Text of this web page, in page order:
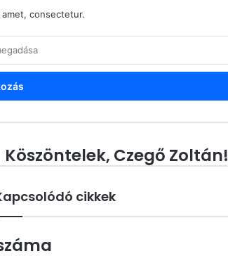
consectetur.
Köszöntelek,
Czegő
Köszöntelek, Czegő Zoltán!
cikkek